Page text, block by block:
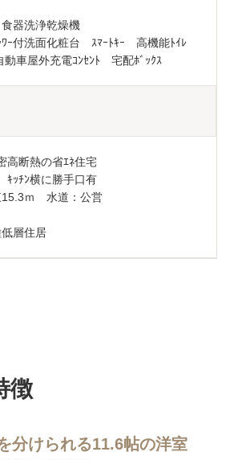
器洗浄乾燥機
ﾜｰ付洗面化粧台 ｽﾏｰﾄｷｰ 高機能ﾄｲﾚ
車屋外充電ｺﾝｾﾝﾄ 宅配ﾎﾞｯｸｽ
高断熱の省ｴﾈ住宅
ｯﾁﾝ横に勝手口有
ｍ 水道：公営
低層住居
徴
分けられる11.6帖の洋室